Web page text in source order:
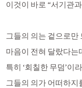
이것이 바로 “서기관
그들의 의는 겉으로만
마음이 전혀 달랐다는
특히 ‘회칠한 무덤’이
그들의 의가 어떠하지